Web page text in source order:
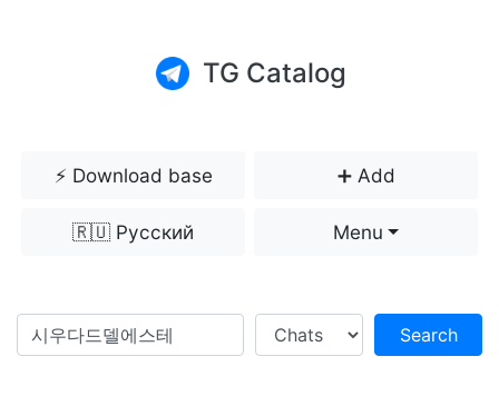
TG Catalog
⚡️ Download base ➕ Add
🇷🇺 Русский Menu
Search